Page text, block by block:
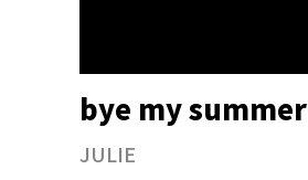
bye my summer
JULIE